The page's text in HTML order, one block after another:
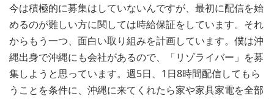
今は積極的に募集はしていないんですが、最初に配信を始
めるのが難しい方に関しては時給保証をしています。それ
からもう一つ、面白い取り組みを計画しています。僕は沖
縄出身で沖縄にも会社があるので、「リゾライバー」を募
集しようと思っています。週5日、1日8時間配信してもら
うことを条件に、沖縄に来てくれたら家や家具家電を全部